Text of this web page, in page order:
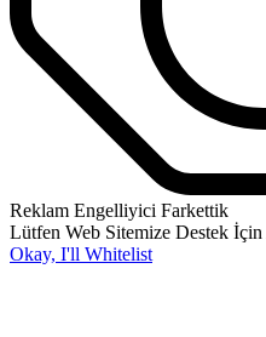
Reklam Engelliyici Farkettik
Lütfen Web Sitemize Destek İçin
Okay, I'll Whitelist